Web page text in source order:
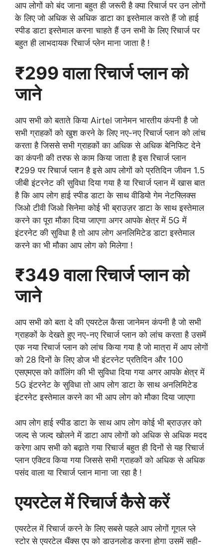
आप लोगों को बंद जाना बहुत ही जरूरी है क्या रिचार्ज पर उन लोगों
के लिए जो अधिक से अधिक डाटा का इस्तेमाल करते हैं जो हाई
स्पीड डाटा इस्तेमाल करना चाहते हैं उन सभी के लिए रिचार्ज पर
बहुत ही लाभदायक रिचार्ज प्लेन माना जाता है !
₹299 वाला रिचार्ज प्लान को
जाने
आप सभी को बताते किया Airtel जानेमन भारतीय कंपनी है जो
सभी ग्राहकों को खुश करने के लिए नए-नए रिचार्ज प्लान को लांच
करता है जिससे सभी ग्राहकों का अधिक से अधिक बेनिफिट देने
का कंपनी की तरफ से काम किया जाता है इस रिचार्ज प्लान
₹299 पर रिचार्ज प्लान है इसे आप लोगों को प्रतिदिन जीवन 1.5
जीबी इंटरनेट की सुविधा दिया गया है या रिचार्ज प्लान में खास बात
है कि आप लोग हाई स्पीड डाटा के साथ वीडियो गेम नेटफ्लिक्स
जिओ टीवी जिओ सिनेमा कोई भी ब्राउज़र डाटा के साथ इस्तेमाल
करने का पूरा मौका दिया जाएगा अगर आपके क्षेत्र में 5G में
इंटरनेट की सुविधा है तो आप लोग अनलिमिटेड डाटा इस्तेमाल
करने का भी मौका आप लोग को मिलेगा !
₹349 वाला रिचार्ज प्लान को
जाने
आप सभी को बता दे की एयरटेल कैसा जानेमन कंपनी है जो सभी
ग्राहकों के देखते हुए नए-नए रिचार्ज प्लान को लांच करता है उसमें
एक नया रिचार्ज प्लान को लांच किया गया है जो मात्रा में आप लोगों
को 28 दिनों के लिए डोज भी इंटरनेट प्रतिदिन और 100
एसएमएस को कॉलिंग की भी सुविधा दिया गया अगर आपके क्षेत्र में
5G इंटरनेट के सुविधा तो आप लोग डाटा के साथ अनलिमिटेड
इंटरनेट इस्तेमाल करने का भी आप लोग को मौका दिया जाएगा
आप लोग हाई स्पीड डाटा के साथ आप लोग कोई भी ब्राउज़र को
जल्द से जल्द खोलने में डाटा आप लोगों को अधिक से अधिक मदद
करेगा आप सभी को बढ़ाते गया रिचार्ज बहुत ही दिनों से यह रिचार्ज
प्लान एक्टिव किया गया जिससे सभी ग्राहकों को अधिक से अधिक
पसंद वाला या रिचार्ज प्लान माना जा रहा है !
एयरटेल में रिचार्ज कैसे करें
एयरटेल में रिचार्ज करने के लिए सबसे पहले आप लोगों गूगल प्ले
स्टोर से एयरटेल थैंक्स एप को डाउनलोड करना होगा उसमें सही-